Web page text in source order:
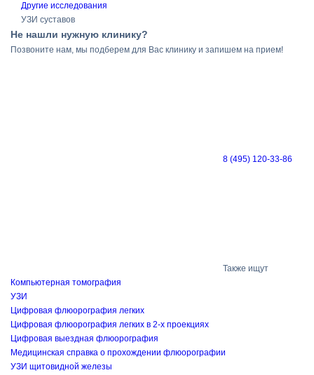
Другие исследования
УЗИ суставов
Не нашли нужную клинику?
Позвоните нам, мы подберем для Вас клинику и запишем на прием!
8 (495) 120-33-86
Также ищут
Компьютерная томография
УЗИ
Цифровая флюорография легких
Цифровая флюорография легких в 2-х проекциях
Цифровая выездная флюорография
Медицинская справка о прохождении флюорографии
УЗИ щитовидной железы